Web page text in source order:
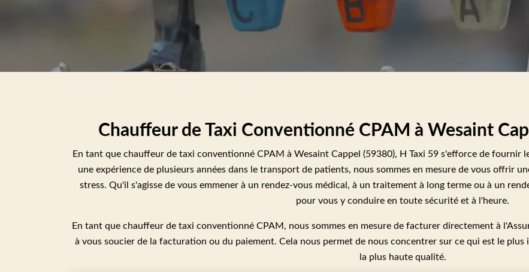
Chauffeur de Taxi Conventionné CPAM à Wesaint
En tant que chauffeur de taxi conventionné CPAM à Wesaint Cappel (59380), H Taxi 59 s'efforce de fournir
une expérience de plusieurs années dans le transport de patients, nous sommes en mesure de vous offrir
stress. Qu'il s'agisse de vous emmener à un rendez-vous médical, à un traitement à long terme ou à un
pour vous y conduire en toute sécurité et à l'heure.
En tant que chauffeur de taxi conventionné CPAM, nous sommes en mesure de facturer directement à
à vous soucier de la facturation ou du paiement. Cela nous permet de nous concentrer sur ce qui est le
la plus haute qualité.